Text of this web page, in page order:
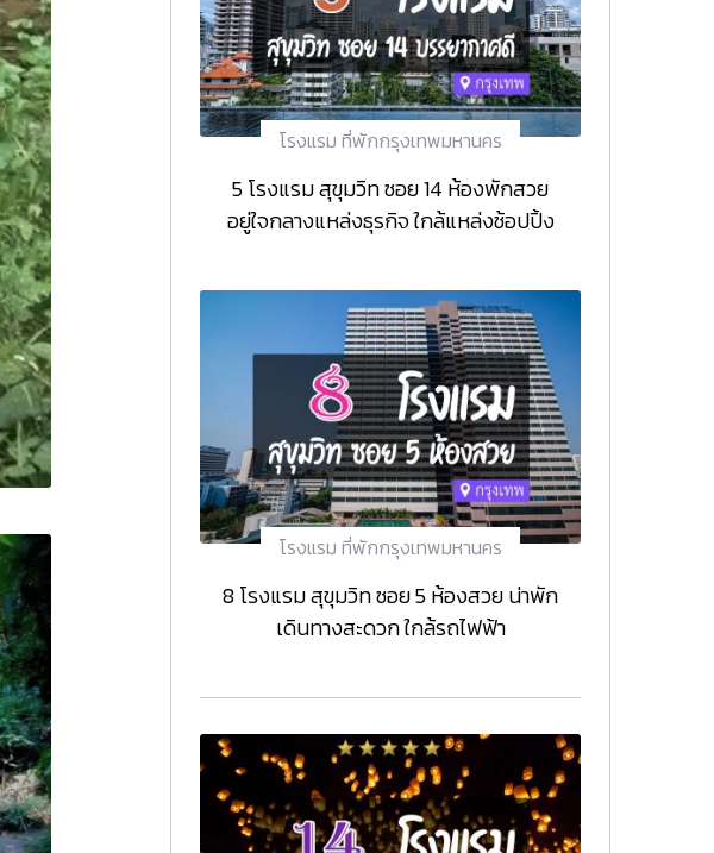
โรงแรม ที่พักกรุงเทพมหานคร
5 โรงแรม สุขุมวิท ซอย 14 ห้องพักสวย
อยู่ใจกลางแหล่งธุรกิจ ใกล้แหล่งช้อปปิ้ง
โรงแรม ที่พักกรุงเทพมหานคร
8 โรงแรม สุขุมวิท ซอย 5 ห้องสวย น่าพัก
เดินทางสะดวก ใกล้รถไฟฟ้า